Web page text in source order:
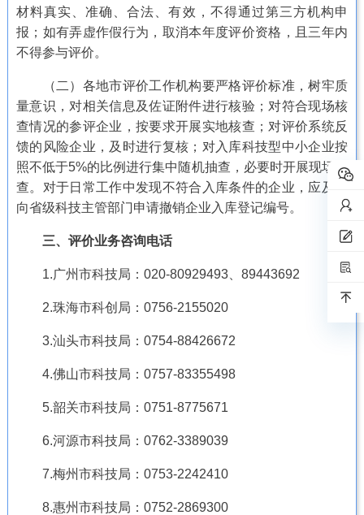
材料真实、准确、合法、有效，不得通过第三方机构申
报；如有弄虚作假行为，取消本年度评价资格，且三年内
不得参与评价。
（二）各地市评价工作机构要严格评价标准，树牢质
量意识，对相关信息及佐证附件进行核验；对符合现场核
查情况的参评企业，按要求开展实地核查；对评价系统反
馈的风险企业，及时进行复核；对入库科技型中小企业按
照不低于5%的比例进行集中随机抽查，必要时开展现场核
查。对于日常工作中发现不符合入库条件的企业，应及时
向省级科技主管部门申请撤销企业入库登记编号。
三、评价业务咨询电话
1.广州市科技局：020-80929493、89443692
2.珠海市科创局：0756-2155020
3.汕头市科技局：0754-88426672
4.佛山市科技局：0757-83355498
5.韶关市科技局：0751-8775671
6.河源市科技局：0762-3389039
7.梅州市科技局：0753-2242410
8.惠州市科技局：0752-2869300